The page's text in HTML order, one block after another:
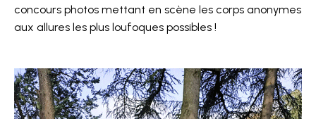
concours photos mettant en scène les corps anonymes
aux allures les plus loufoques possibles !